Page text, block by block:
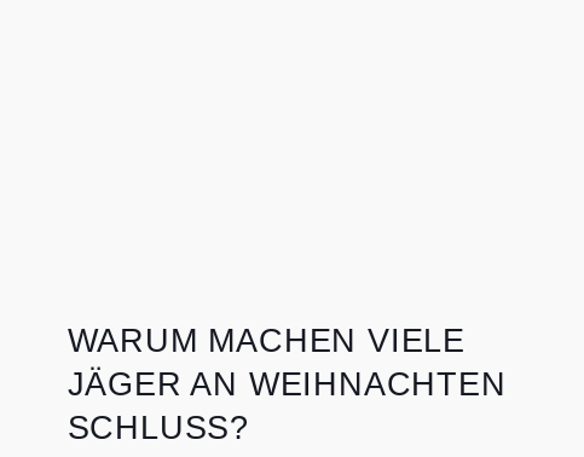
WARUM MACHEN VIELE
JÄGER AN WEIHNACHTEN
SCHLUSS?